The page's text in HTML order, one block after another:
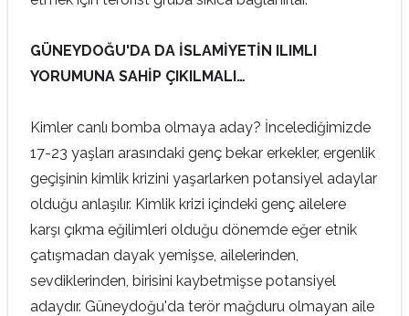
GÜNEYDOĞU'DA DA İSLAMİYETİN ILIMLI
YORUMUNA SAHİP ÇIKILMALI…
Kimler canlı bomba olmaya aday? İncelediğimizde
17-23 yaşları arasındaki genç bekar erkekler, ergenlik
geçişinin kimlik krizini yaşarlarken potansiyel adaylar
olduğu anlaşılır. Kimlik krizi içindeki genç ailelere
karşı çıkma eğilimleri olduğu dönemde eğer etnik
çatışmadan dayak yemişse, ailelerinden,
sevdiklerinden, birisini kaybetmişse potansiyel
adaydır. Güneydoğu'da terör mağduru olmayan aile